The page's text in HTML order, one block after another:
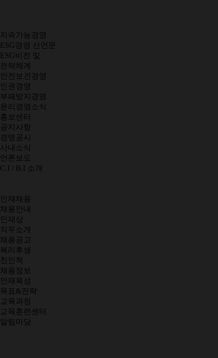
지속가능경영
ESG경영 선언문
ESG비전 및
전략체계
안전보건경영
인권경영
부패방지경영
윤리경영소식
홍보센터
공지사항
경영공시
사내소식
언론보도
C.I / B.I 소개
인재채용
채용안내
인재상
직무소개
채용공고
복리후생
친인척
채용정보
인재육성
목표&전략
교육과정
교육훈련센터
알림마당